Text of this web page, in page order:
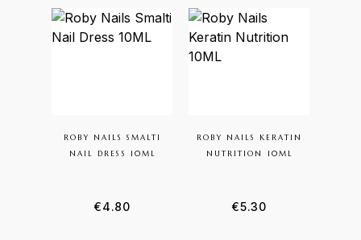
Questo prodotto ha più varianti. Le opzioni
ROBY NAILS SMALTI
NAIL DRESS 10ML
€4.80
ROBY NAILS KERATIN
NUTRITION 10ML
€5.30